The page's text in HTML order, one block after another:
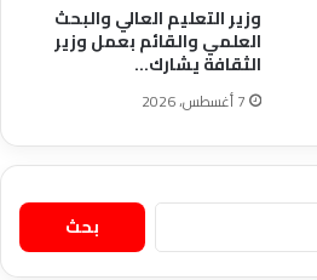
وزير التعليم العالي والبحث
العلمي والقائم بعمل وزير
الثقافة يشارك…
7 أغسطس، 2026
البحث
عن: